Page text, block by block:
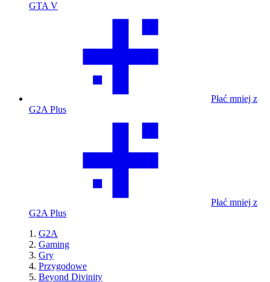
GTA V
Płać mniej z
G2A Plus
Płać mniej z
G2A Plus
G2A
Gaming
Gry
Przygodowe
Beyond Divinity